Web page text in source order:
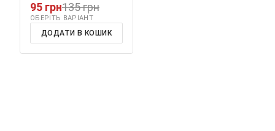
95 грн135 грн
ОБЕРІТЬ ВАРІАНТ
ДОДАТИ В КОШИК